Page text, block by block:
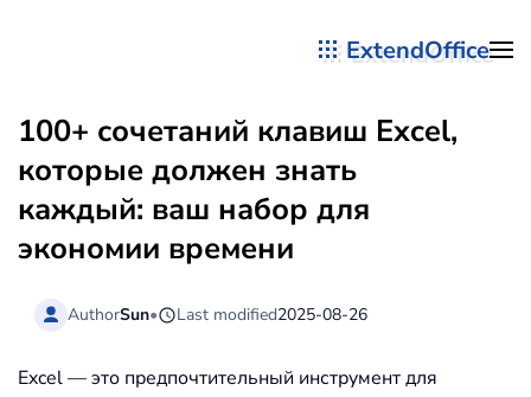
ExtendOffice
100+ сочетаний клавиш Excel,
которые должен знать
каждый: ваш набор для
экономии времени
AuthorSun• Last modified2025-08-26
Excel — это предпочтительный инструмент для